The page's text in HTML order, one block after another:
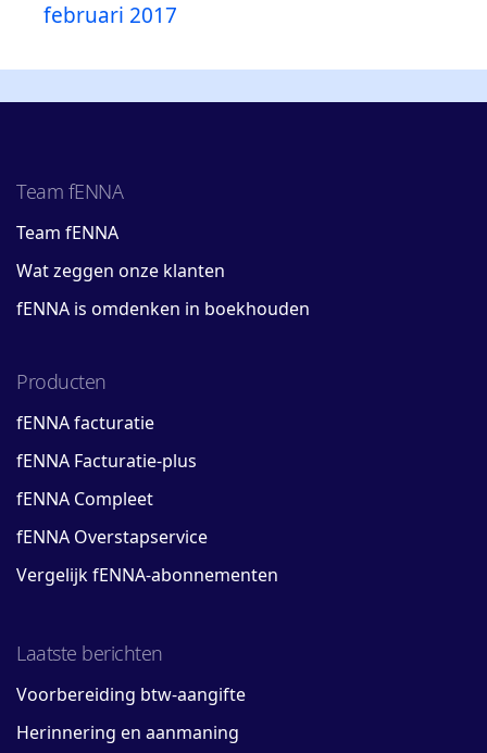
februari 2017
Team fENNA
Team fENNA
Wat zeggen onze klanten
fENNA is omdenken in boekhouden
Producten
fENNA facturatie
fENNA Facturatie-plus
fENNA Compleet
fENNA Overstapservice
Vergelijk fENNA-abonnementen
Laatste berichten
Voorbereiding btw-aangifte
Herinnering en aanmaning